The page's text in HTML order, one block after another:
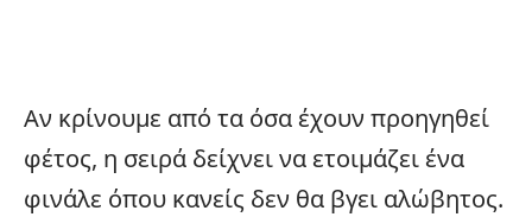
Αν κρίνουμε από τα όσα έχουν προηγηθεί
φέτος, η σειρά δείχνει να ετοιμάζει ένα
φινάλε όπου κανείς δεν θα βγει αλώβητος.